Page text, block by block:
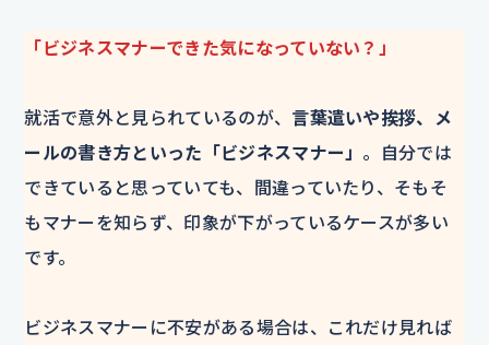
「ビジネスマナーできた気になっていない？」
就活で意外と見られているのが、 言葉遣いや挨拶、メ
ールの書き方といった「ビジネスマナー」 。自分では
できていると思っていても、間違っていたり、そもそ
もマナーを知らず、印象が下がっているケースが多い
です。
ビジネスマナーに不安がある場合は、これだけ見れば